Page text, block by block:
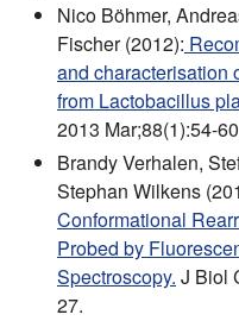
Nico Böhmer,
Fischer (2012):
and characterisation
from Lactobacillus
2013 Mar;88(1):54-
Brandy Verhalen,
Stephan Wilkens
Conformational
Probed by
Spectroscopy. J Biol
27.